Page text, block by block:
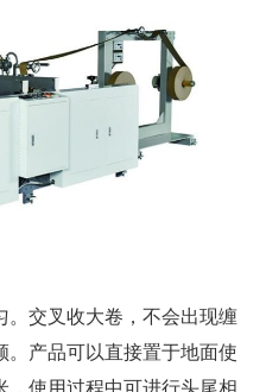
交叉收大卷，不会出现缠
。产品可以直接置于地面使
，使用过程中可进行头尾相